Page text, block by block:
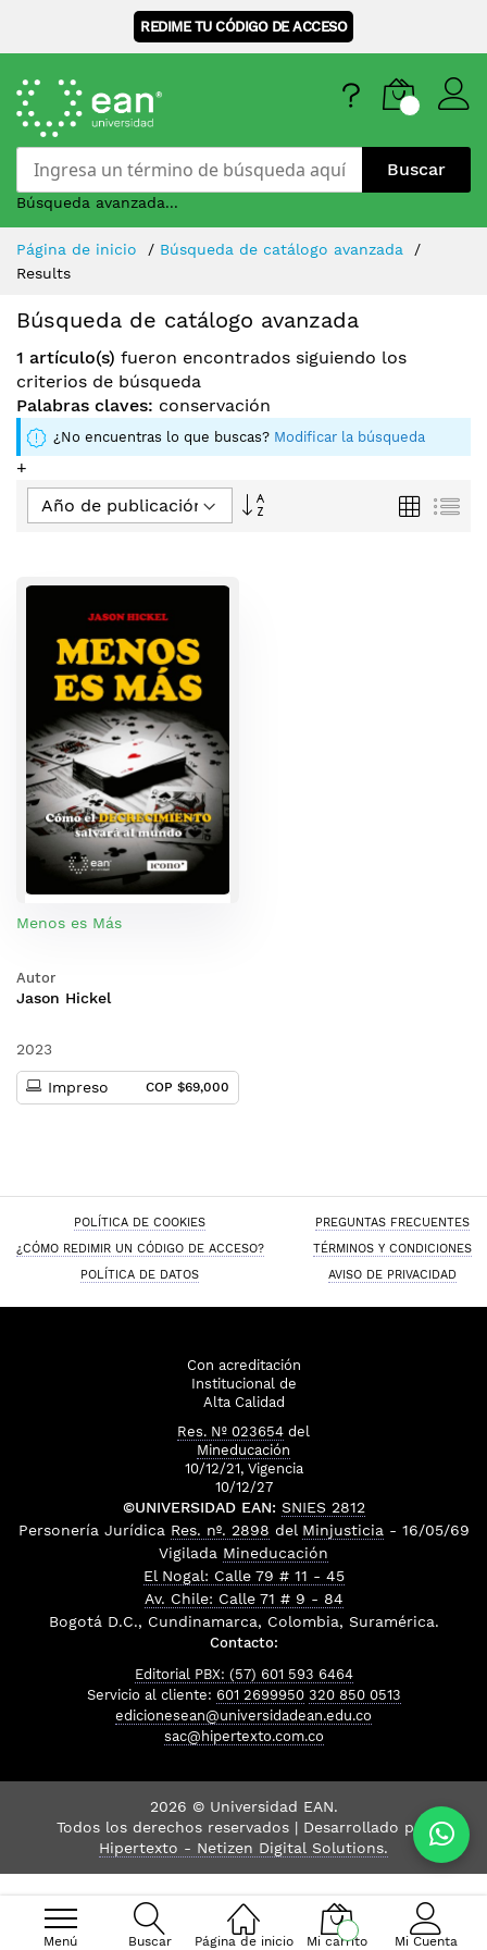
REDIME TU CÓDIGO DE ACCESO
Buscar
Búsqueda avanzada...
Menú Buscar Página de inicio Mi carrito Mi Cuenta
Skip
Content
Página de inicio
Búsqueda de catálogo avanzada
Results
Búsqueda de catálogo avanzada
1 artículo(s) fueron encontrados siguiendo los
criterios de búsqueda
Palabras claves: conservación
¿No encuentras lo que buscas? Modificar la búsqueda
+
Fijar
Parrilla
Menos es Más
Autor
Jason Hickel
2023
Impreso COP $69,000
POLÍTICA DE COOKIES
PREGUNTAS FRECUENTES
¿CÓMO REDIMIR UN CÓDIGO DE ACCESO?
TÉRMINOS Y CONDICIONES
POLÍTICA DE DATOS
AVISO DE PRIVACIDAD
Con acreditación
Institucional de
Alta Calidad
Res. Nº 023654 del
Mineducación
10/12/21, Vigencia
10/12/27
©UNIVERSIDAD EAN: SNIES 2812
Personería Jurídica Res. nº. 2898 del Minjusticia - 16/05/69
Vigilada Mineducación
El Nogal: Calle 79 # 11 - 45
Av. Chile: Calle 71 # 9 - 84
Bogotá D.C., Cundinamarca, Colombia, Suramérica.
Contacto:
Editorial PBX: (57) 601 593 6464
Servicio al cliente: 601 2699950 320 850 0513
edicionesean@universidadean.edu.co
sac@hipertexto.com.co
2026 © Universidad EAN.
Todos los derechos reservados | Desarrollado por
Hipertexto - Netizen Digital Solutions.